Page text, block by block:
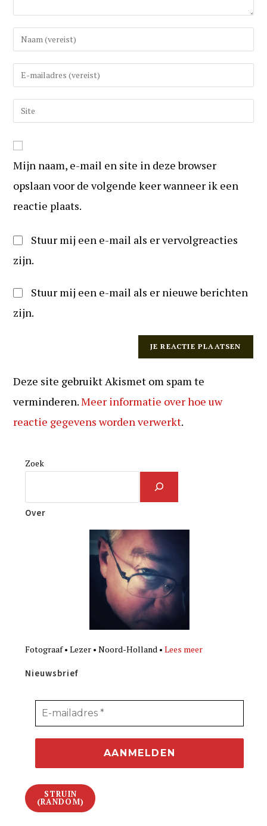
Vul
uw
(gebruikers)naam
Vul
uw
e-
mail
om
te
reageren
Vul
uw
URL
in
(optioneel)
Mijn naam, e-mail en site in deze browser
opslaan voor de volgende keer wanneer ik een
reactie plaats.
Stuur mij een e-mail als er vervolgreacties
zijn.
Stuur mij een e-mail als er nieuwe berichten
zijn.
Deze site gebruikt Akismet om spam te
verminderen.Meer informatie over hoe uw
reactie gegevens worden verwerkt.
Zoek
Over
Fotograaf • Lezer • Noord-Holland •Lees meer
Nieuwsbrief
STRUIN
(RANDOM)